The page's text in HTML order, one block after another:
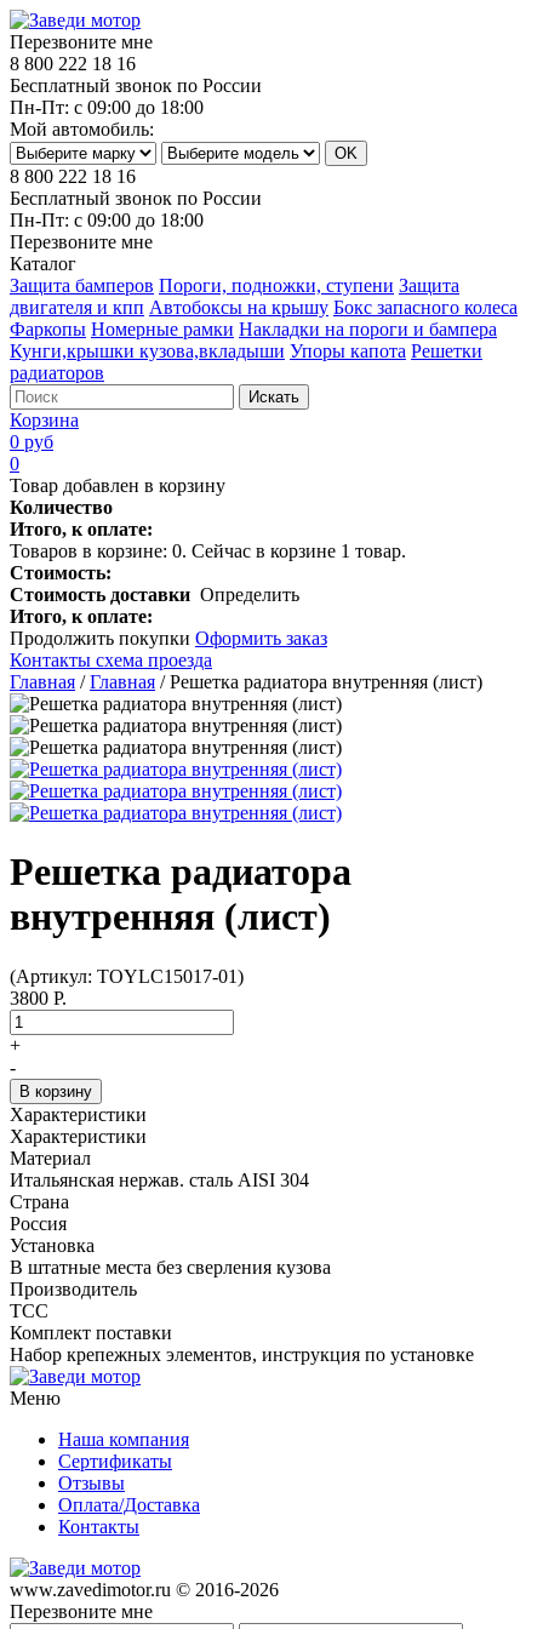
Перезвоните мне
8 800 222 18 16
Бесплатный звонок по России
Пн-Пт: с 09:00 до 18:00
Мой автомобиль:
8 800 222 18 16
Бесплатный звонок по России
Пн-Пт: с 09:00 до 18:00
Перезвоните мне
Каталог
Защита бамперов Пороги, подножки, ступени Защита
двигателя и кпп Автобоксы на крышу Бокс запасного колеса
Фаркопы Номерные рамки Накладки на пороги и бампера
Кунги,крышки кузова,вкладыши Упоры капота Решетки
радиаторов
Искать
Корзина
0 руб
0
Товар добавлен в корзину
Количество
Итого, к оплате:
Товаров в корзине: 0. Сейчас в корзине 1 товар.
Стоимость:
Стоимость доставки Определить
Итого, к оплате:
Продолжить покупки Оформить заказ
Контакты схема проезда
Главная /Главная / Решетка радиатора внутренняя (лист)
Решетка радиатора
внутренняя (лист)
(Артикул: TOYLC15017-01)
3800 Р.
+
-
В корзину
Характеристики
Характеристики
Материал
Итальянская нержав. сталь AISI 304
Страна
Россия
Установка
В штатные места без сверления кузова
Производитель
TCC
Комплект поставки
Набор крепежных элементов, инструкция по установке
Меню
Наша компания
Сертификаты
Отзывы
Оплата/Доставка
Контакты
www.zavedimotor.ru © 2016-2026
Перезвоните мне